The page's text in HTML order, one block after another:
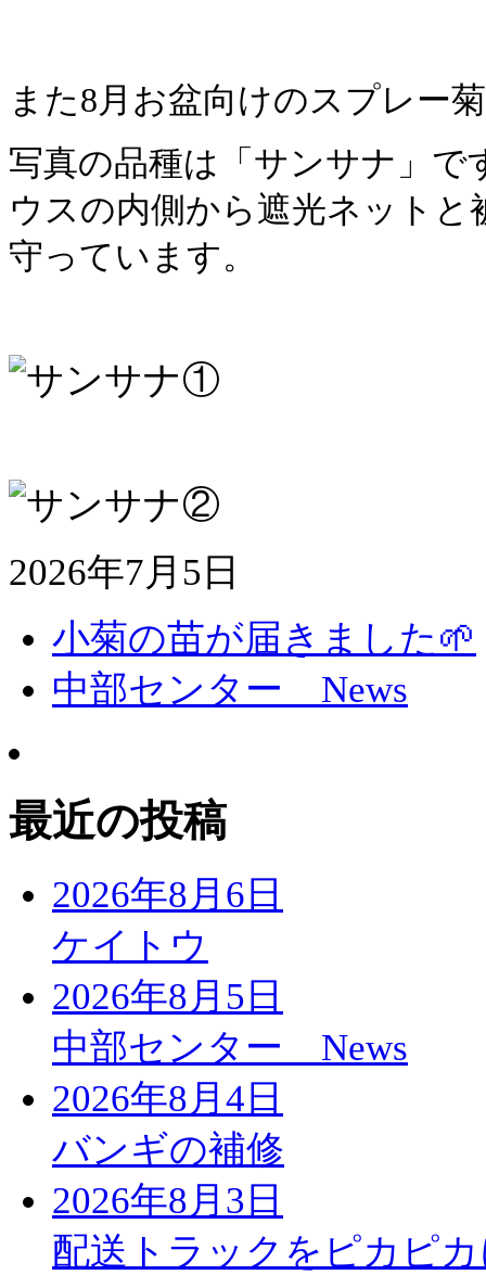
また8月お盆向けのスプレー
写真の品種は「サンサナ」
ウスの内側から遮光ネット
守っています。
2026年7月5日
小菊の苗が届きました🌱
中部センター News
最近の投稿
2026年8月6日
ケイトウ
2026年8月5日
中部センター News
2026年8月4日
バンギの補修
2026年8月3日
配送トラックをピカピカ